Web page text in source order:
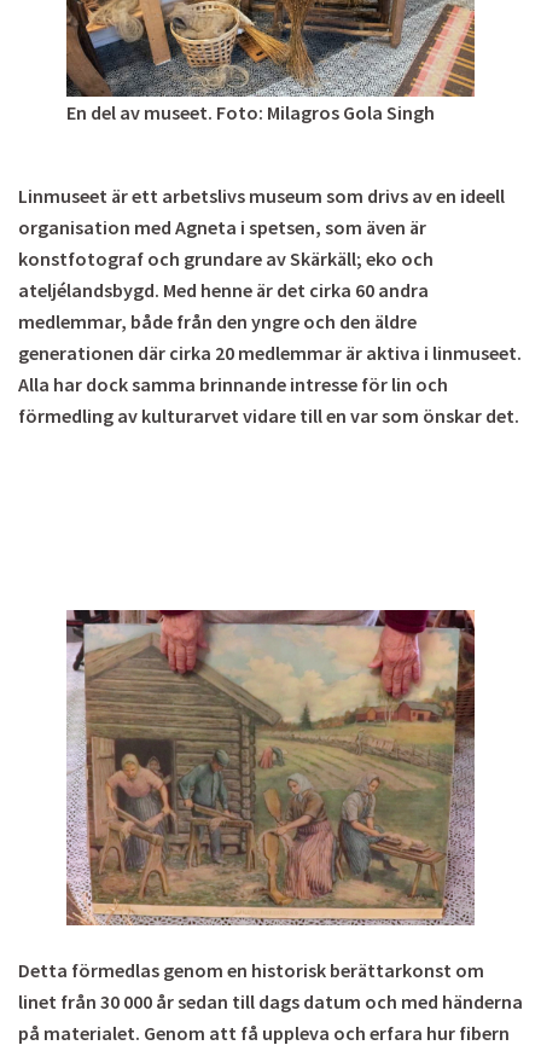
En del av museet. Foto: Milagros Gola Singh
Linmuseet är ett arbetslivs museum som drivs av en ideell
organisation med Agneta i spetsen, som även är
konstfotograf och grundare av Skärkäll; eko och
ateljélandsbygd. Med henne är det cirka 60 andra
medlemmar, både från den yngre och den äldre
generationen där cirka 20 medlemmar är aktiva i linmuseet.
Alla har dock samma brinnande intresse för lin och
förmedling av kulturarvet vidare till en var som önskar det.
Detta förmedlas genom en historisk berättarkonst om
linet från 30 000 år sedan till dags datum och med händerna
på materialet. Genom att få uppleva och erfara hur fibern